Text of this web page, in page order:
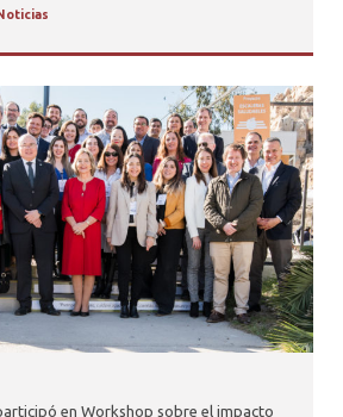
en Workshop sobre el impacto